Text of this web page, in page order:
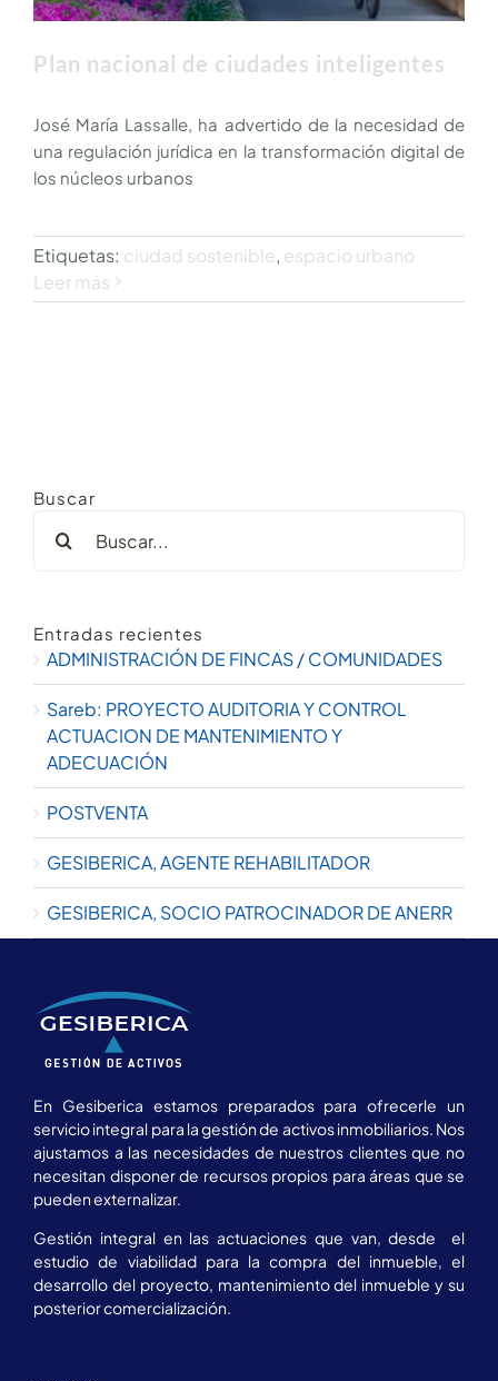
SOLICITUD DE PRESUPUESTO
CONTACTO
Plan nacional de ciudades inteligentes
José María Lassalle, ha advertido de la necesidad de
una regulación jurídica en la transformación digital de
los núcleos urbanos
Etiquetas: ciudad sostenible, espacio urbano
Leer más
Buscar
Entradas recientes
ADMINISTRACIÓN DE FINCAS / COMUNIDADES
Sareb: PROYECTO AUDITORIA Y CONTROL
ACTUACION DE MANTENIMIENTO Y
ADECUACIÓN
POSTVENTA
GESIBERICA, AGENTE REHABILITADOR
GESIBERICA, SOCIO PATROCINADOR DE ANERR
En Gesiberica estamos preparados para ofrecerle un
servicio integral para la gestión de activos inmobiliarios. Nos
ajustamos a las necesidades de nuestros clientes que no
necesitan disponer de recursos propios para áreas que se
pueden externalizar.
Gestión integral en las actuaciones que van, desde el
estudio de viabilidad para la compra del inmueble, el
desarrollo del proyecto, mantenimiento del inmueble y su
posterior comercialización.